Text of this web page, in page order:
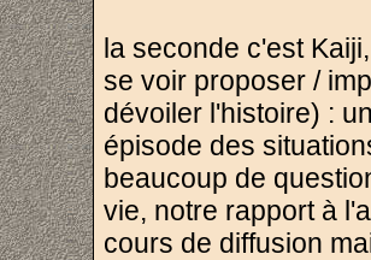
la seconde c'est
se voir proposer /
dévoiler l'histoire) :
épisode des
beaucoup de
vie, notre rapport à
cours de diffusion